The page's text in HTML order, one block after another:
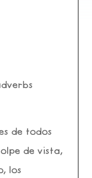
de todos
de vista,
los